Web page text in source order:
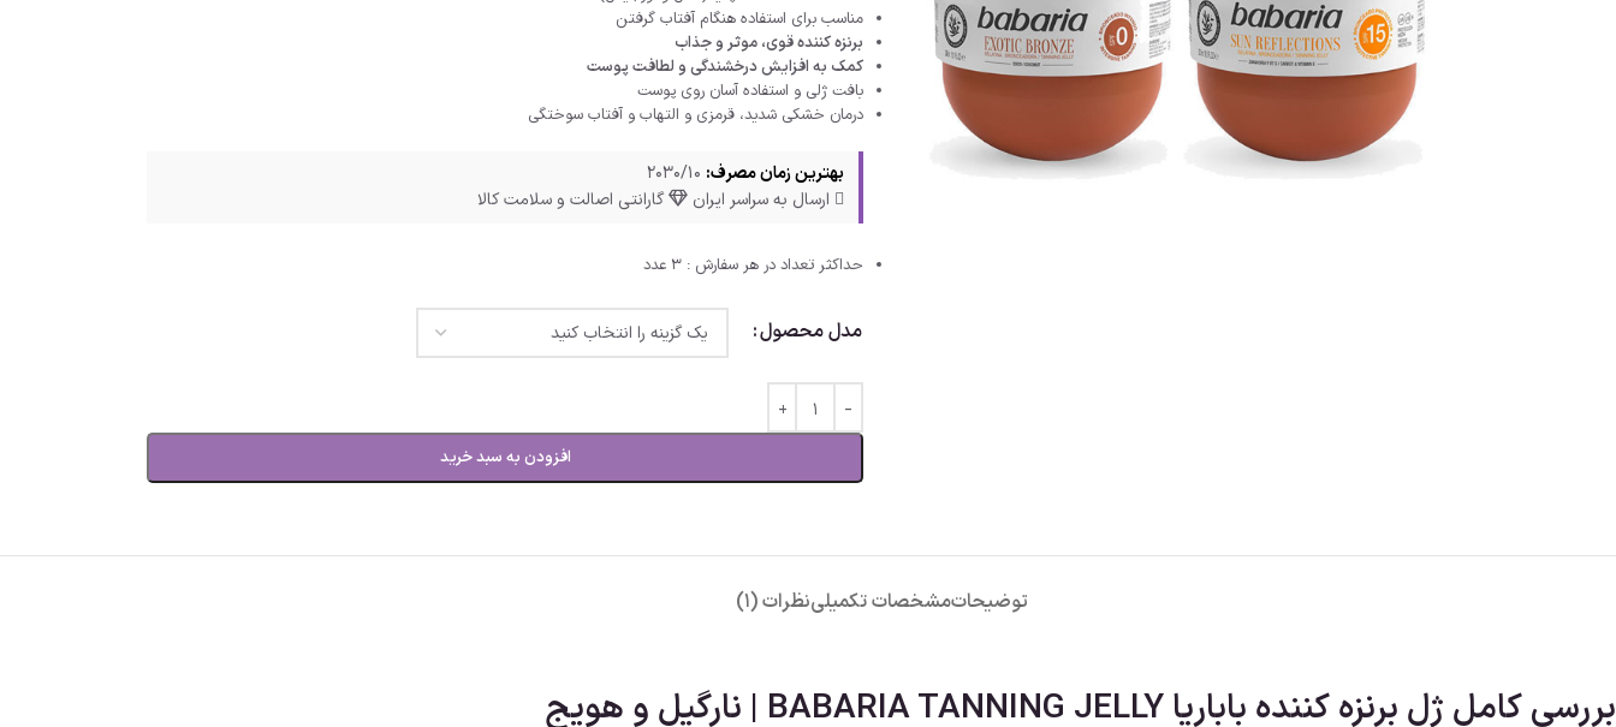
مناسب برای استفاده هنگام آفتاب گرفتن
برنزه کننده قوی، موثر و جذاب
کمک به افزایش درخشندگی و لطافت پوست
بافت ژلی و استفاده آسان روی پوست
درمان خشکی شدید، قرمزی و التهاب و آفتاب سوختگی
بهترین زمان مصرف:
ارسال به سراسر ایران
گارانتی اصالت و سلامت کالا
حداکثر تعداد در هر سفارش : 3 عدد
مدل محصول
افزودن به سبد خرید
توضیحاتمشخصات تکمیلینظرات (1)
بررسی کامل ژل برنزه کننده باباریا BABARIA TANNING JELLY | نارگیل و هویج